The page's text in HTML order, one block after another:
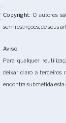
Copyright: O autores
sem restrições, de seus
Aviso
Para qualquer
deixar claro a terceiros
encontra submetida esta